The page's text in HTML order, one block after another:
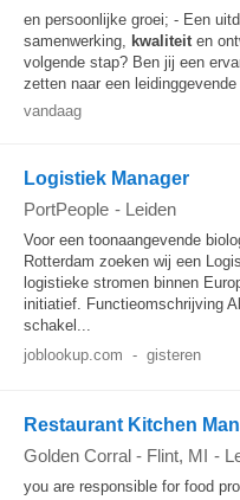
en persoonlijke groei; - Een
samenwerking, kwaliteiten
volgende stap? Ben jij een
zetten naar een
vandaag
Logistiek Manager
PortPeople - Leiden
Voor een toonaangevende
Rotterdam zoeken wij een
logistieke stromen binnen
initiatief. Functieomschrijving
schakel...
joblookup.com - gisteren
Restaurant Kitchen
Golden Corral - Flint, MI -
you are responsible for food